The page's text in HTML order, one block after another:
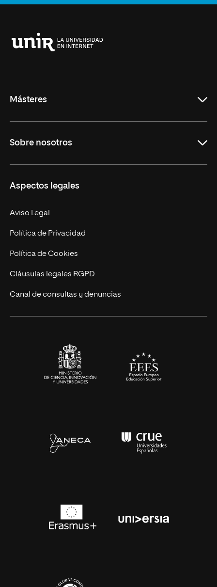
Másteres
Derecho
Empresa
MBA
Marketing y Comunicación
Ingeniería
Diseño
Ciencias de la Salud
Sobre nosotros
Nuestro Equipo
Contacto
Aspectos legales
Aviso Legal
Política de Privacidad
Política de Cookies
Cláusulas legales RGPD
Canal de consultas y denuncias